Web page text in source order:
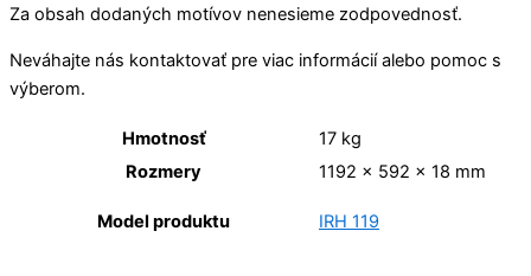
Za obsah dodaných motívov nenesieme zodpovednosť.
Neváhajte nás kontaktovať pre viac informácií alebo pomoc s
výberom.
Hmotnosť
17 kg
Rozmery
1192 × 592 × 18 mm
Model produktu IRH 119